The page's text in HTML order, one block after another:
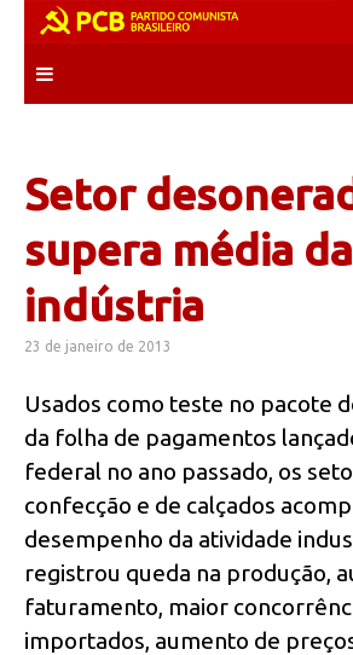
content
Setor
supera média da
indústria
23 de janeiro de 2013
Usados como teste no pacote
da folha de pagamentos
federal no ano passado, os
confecção e de calçados
desempenho da atividade
registrou queda na produção,
faturamento, maior
importados, aumento de